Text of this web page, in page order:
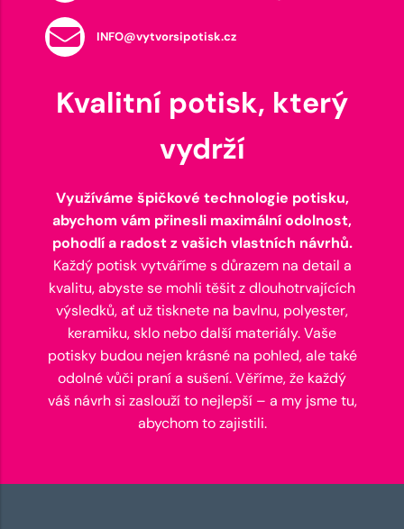
INFO@vytvorsipotisk.cz
Kvalitní potisk, který
vydrží
Využíváme špičkové technologie potisku,
abychom vám přinesli maximální odolnost,
pohodlí a radost z vašich vlastních návrhů.
Každý potisk vytváříme s důrazem na detail a
kvalitu, abyste se mohli těšit z dlouhotrvajících
výsledků, ať už tisknete na bavlnu, polyester,
keramiku, sklo nebo další materiály. Vaše
potisky budou nejen krásné na pohled, ale také
odolné vůči praní a sušení. Věříme, že každý
váš návrh si zaslouží to nejlepší – a my jsme tu,
abychom to zajistili.